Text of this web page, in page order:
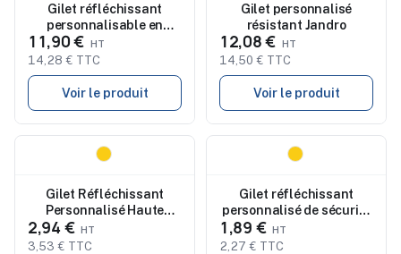
Gilet réfléchissant
personnalisable en
maille Minna
11,90 €
14,28 € TTC
Voir le produit
Gilet personnalisé
résistant Jandro
12,08 €
14,50 € TTC
Voir le produit
Gilet Réfléchissant
Personnalisé Haute
Visibilité CE Jestol
2,94 €
3,53 € TTC
Gilet réfléchissant
personnalisé de sécurité
Safrox
1,89 €
2,27 € TTC